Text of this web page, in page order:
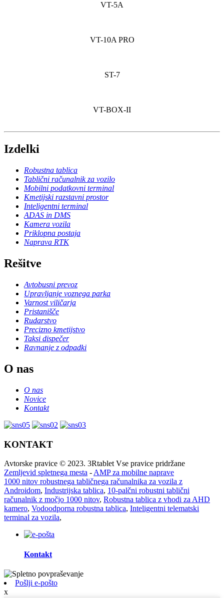
VT-5A
VT-10A PRO
ST-7
VT-BOX-II
Izdelki
Robustna tablica
Tablični računalnik za vozilo
Mobilni podatkovni terminal
Kmetijski razstavni prostor
Inteligentni terminal
ADAS in DMS
Kamera vozila
Priklopna postaja
Naprava RTK
Rešitve
Avtobusni prevoz
Upravljanje voznega parka
Varnost viličarja
Pristanišče
Rudarstvo
Precizno kmetijstvo
Taksi dispečer
Ravnanje z odpadki
O nas
O nas
Novice
Kontakt
KONTAKT
Avtorske pravice © 2023. 3Rtablet Vse pravice pridržane
Zemljevid spletnega mesta - AMP za mobilne naprave
1000 nitov robustnega tabličnega računalnika za vozila z
Androidom, Industrijska tablica, 10-palčni robustni tablični
računalnik z močjo 1000 nitov, Robustna tablica z vhodi za AHD
kamero, Vodoodporna robustna tablica, Inteligentni telematski
terminal za vozila,
Kontakt
Pošlji e-pošto
x